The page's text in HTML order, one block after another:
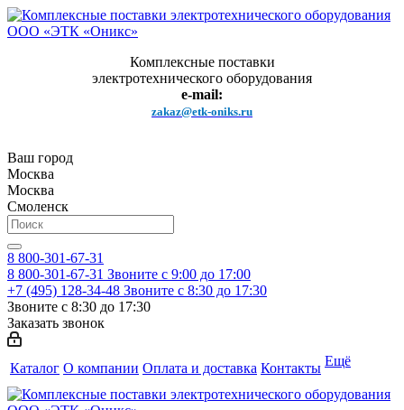
Комплексные поставки
электротехнического оборудования
e-mail:
zakaz@etk-oniks.ru
Ваш город
Москва
Москва
Смоленск
8 800-301-67-31
8 800-301-67-31 Звоните с 9:00 до 17:00
+7 (495) 128-34-48 Звоните с 8:30 до 17:30
Звоните с 8:30 до 17:30
Заказать звонок
Каталог О компании Оплата и доставка Контакты Ещё